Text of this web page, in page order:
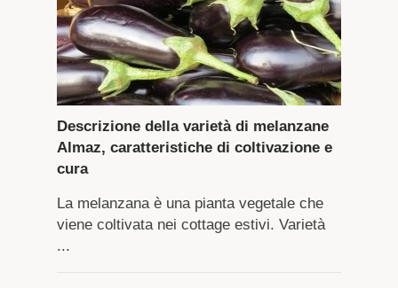
Descrizione della varietà di melanzane
Almaz, caratteristiche di coltivazione e
cura
La melanzana è una pianta vegetale che
viene coltivata nei cottage estivi. Varietà
...